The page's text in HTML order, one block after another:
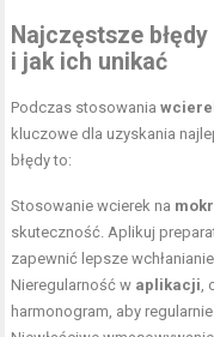
Najczęstsze
i jak ich unikać
Podczas stosowania
kluczowe dla uzyskania
błędy to:
Stosowanie wcierek na
skuteczność. Aplikuj
zapewnić lepsze
Nieregularność w aplikacji
harmonogram, aby